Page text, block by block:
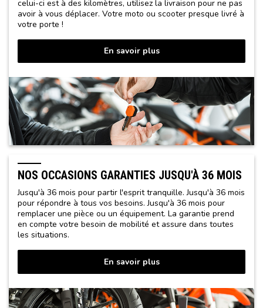
celui-ci est à des kilomètres, utilisez la livraison pour ne pas
avoir à vous déplacer. Votre moto ou scooter presque livré à
votre porte !
En savoir plus
NOS OCCASIONS GARANTIES JUSQU'À 36 MOIS
Jusqu'à 36 mois pour partir l'esprit tranquille. Jusqu'à 36 mois
pour répondre à tous vos besoins. Jusqu'à 36 mois pour
remplacer une pièce ou un équipement. La garantie prend
en compte votre besoin de mobilité et assure dans toutes
les situations.
En savoir plus